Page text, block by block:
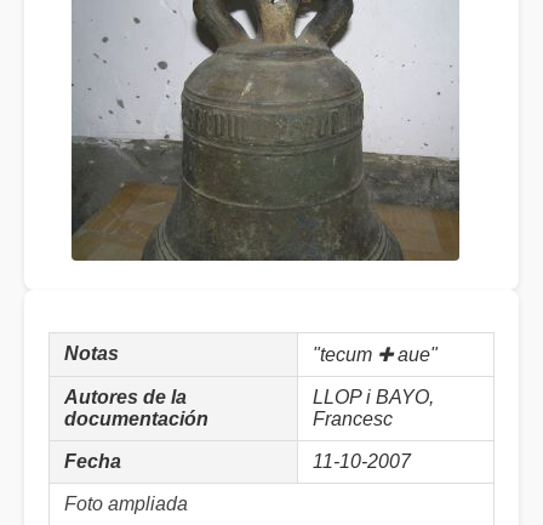
Notas "tecum ✚ aue"
Autores de la
documentación
LLOP i BAYO,
Francesc
Fecha 11-10-2007
Foto ampliada